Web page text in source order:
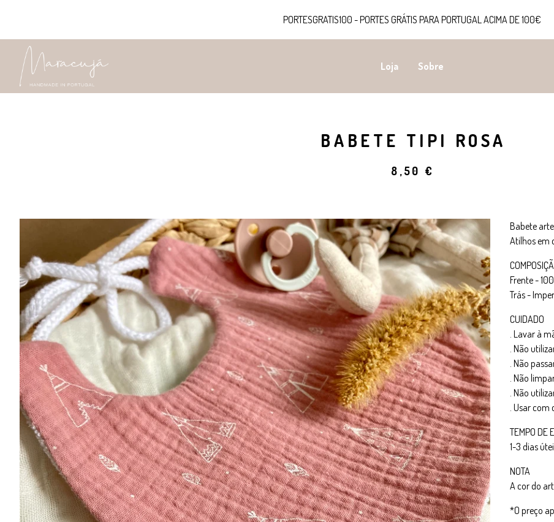
PORTESGRATIS100 - PORTES GRÁTIS PARA PORTUGAL ACIMA DE 100€
Loja Sobre
BABETE TIPI ROSA
8,50 €
Babete
Atilhos em
Frente -
Trás -
CUIDADO
. Lavar à
. Não
. Não
. Não
. Não
. Usar com
TEMPO DE
1-3 dias
NOTA
A cor do
*O preço